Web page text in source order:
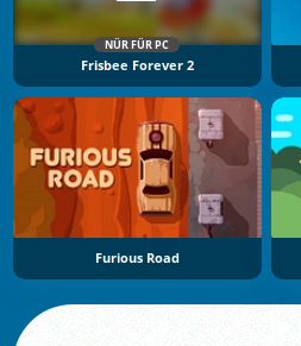
NÜR FÜR PC
Frisbee Forever 2
Furious Road